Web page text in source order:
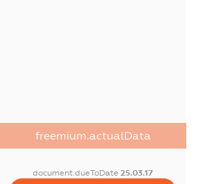
freemium.actualData
document.dueToDate25.03.17